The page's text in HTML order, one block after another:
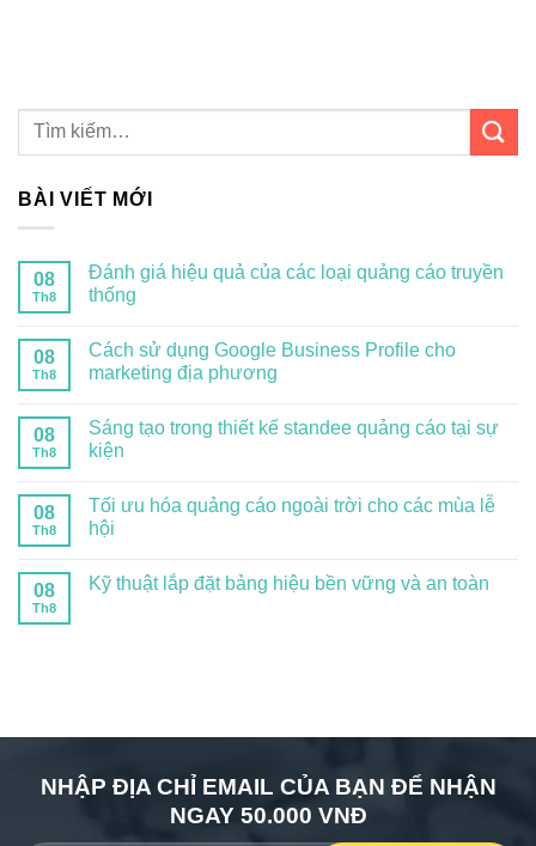
BÀI VIẾT MỚI
08
Th8
Đánh giá hiệu quả của các loại quảng cáo truyền
thống
08
Th8
Cách sử dụng Google Business Profile cho
marketing địa phương
08
Th8
Sáng tạo trong thiết kế standee quảng cáo tại sự
kiện
08
Th8
Tối ưu hóa quảng cáo ngoài trời cho các mùa lễ
hội
08
Th8
Kỹ thuật lắp đặt bảng hiệu bền vững và an toàn
NHẬP ĐỊA CHỈ EMAIL CỦA BẠN ĐỂ NHẬN
NGAY 50.000 VNĐ